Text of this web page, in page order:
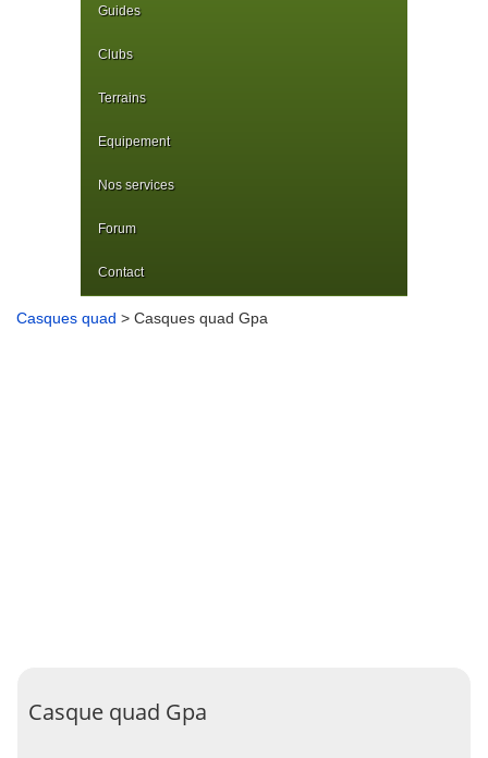
Guides
Clubs
Terrains
Equipement
Nos services
Forum
Contact
Casques quad > Casques quad Gpa
Casque quad Gpa